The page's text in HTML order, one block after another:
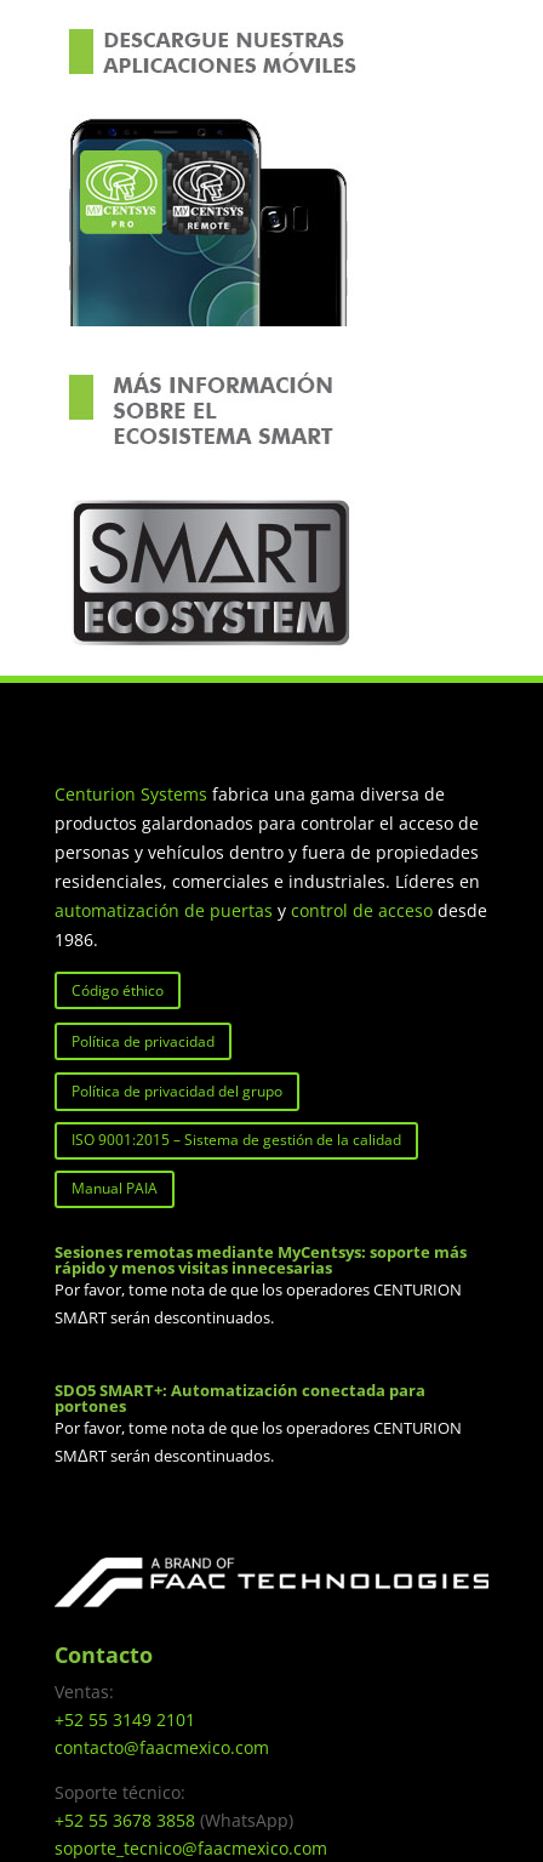
Centurion Systems fabrica una gama diversa de
productos galardonados para controlar el acceso de
personas y vehículos dentro y fuera de propiedades
residenciales, comerciales e industriales. Líderes en
automatización de puertas y control de accesodesde
1986.
Código éthico
Política de privacidad
Política de privacidad del grupo
ISO 9001:2015 – Sistema de gestión de la calidad
Manual PAIA
Sesiones remotas mediante MyCentsys: soporte más
rápido y menos visitas innecesarias
Por favor, tome nota de que los operadores CENTURION
SMΔRT serán descontinuados.
SDO5 SMART+: Automatización conectada para
portones
Por favor, tome nota de que los operadores CENTURION
SMΔRT serán descontinuados.
Contacto
Ventas:
+52 55 3149 2101
contacto@faacmexico.com
Soporte técnico:
+52 55 3678 3858(WhatsApp)
soporte_tecnico@faacmexico.com